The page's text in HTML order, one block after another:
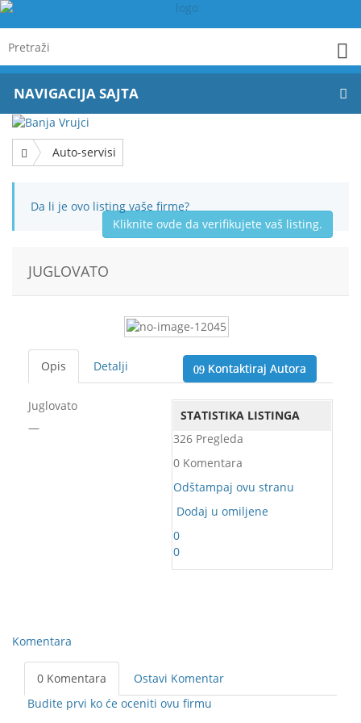
NAVIGACIJA SAJTA
Auto-servisi
Da li je ovo listing vaše firme?
Kliknite ovde da verifikujete vaš listing.
JUGLOVATO
Kontaktiraj Autora
Opis Detalji
STATISTIKA LISTINGA
326 Pregleda
0 Komentara
Odštampaj ovu stranu
Dodaj u omiljene
0
0
Juglovato
—
Komentara
0 Komentara
Ostavi Komentar
Budite prvi ko će oceniti ovu firmu